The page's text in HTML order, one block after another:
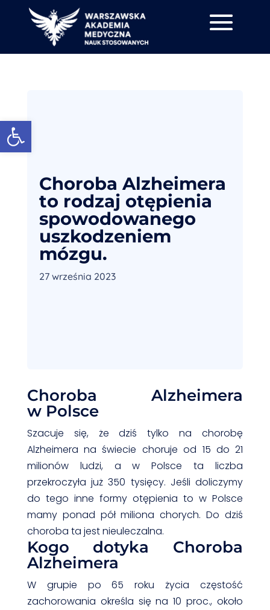
Choroba Alzheimera
to rodzaj otępienia
spowodowanego
uszkodzeniem
mózgu.
27 września 2023
Choroba Alzheimera
w Polsce
Szacuje się, że dziś tylko na chorobę
Alzheimera na świecie choruje od 15 do 21
milionów ludzi, a w Polsce ta liczba
przekroczyła już 350 tysięcy. Jeśli doliczymy
do tego inne formy otępienia to w Polsce
mamy ponad pół miliona chorych. Do dziś
choroba ta jest nieuleczalna.
Kogo dotyka Choroba
Alzheimera
W grupie po 65 roku życia częstość
zachorowania określa się na 10 proc., około
Otwórz pasek narzędzi